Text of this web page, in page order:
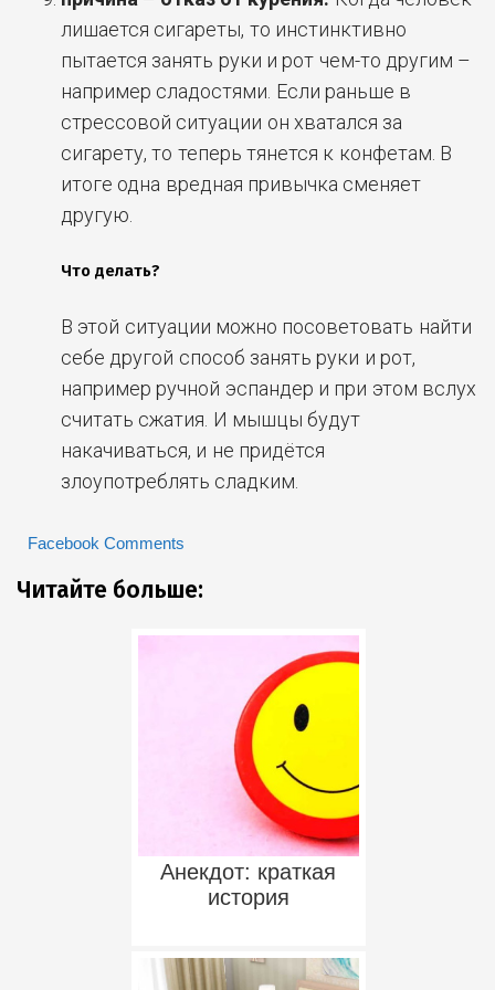
лишается сигареты, то инстинктивно
пытается занять руки и рот чем-то другим –
например сладостями. Если раньше в
стрессовой ситуации он хватался за
сигарету, то теперь тянется к конфетам. В
итоге одна вредная привычка сменяет
другую.
Что делать?
В этой ситуации можно посоветовать найти
себе другой способ занять руки и рот,
например ручной эспандер и при этом вслух
считать сжатия. И мышцы будут
накачиваться, и не придётся
злоупотреблять сладким.
Facebook Comments
Читайте больше:
Анекдот: краткая
история